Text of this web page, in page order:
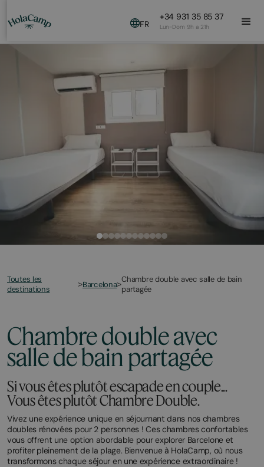
FR
+34 931 35 85 37
Lun-Dom 9h a 21h
Toutes les
destinations
>Barcelona>Chambre double avec salle de bain
partagée
Chambre double avec
salle de bain partagée
Si vous êtes plutôt escapade en couple...
Vous êtes plutôt Chambre Double.
Vivez une expérience unique en séjournant dans nos chambres
doubles rénovées pour 2 personnes ! Ces chambres confortables
vous offrent une option abordable pour explorer Barcelone et
profiter pleinement de la plage. Bienvenue à HolaCamp, où nous
transformons chaque séjour en une expérience extraordinaire !